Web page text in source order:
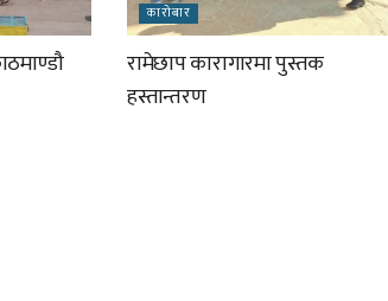
कारोबार
रामेछाप कारागारमा पुस्तक
हस्तान्तरण